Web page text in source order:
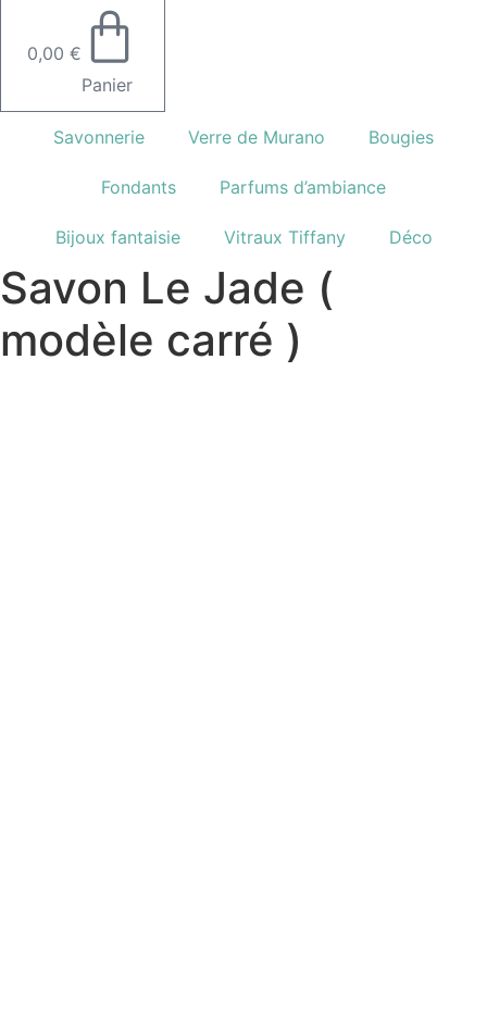
0,00 €
Panier
Savonnerie Verre de Murano Bougies
Fondants Parfums d’ambiance
Bijoux fantaisie Vitraux Tiffany Déco
Savon Le Jade (
modèle carré )